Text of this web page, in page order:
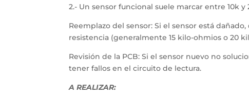
2.- Un sensor funcional suele marcar entre 10k
Reemplazo del sensor: Si el sensor está
resistencia (generalmente 15 kilo-ohmios o 20
Revisión de la PCB: Si el sensor nuevo no
tener fallos en el circuito de lectura.
A REALIZAR: